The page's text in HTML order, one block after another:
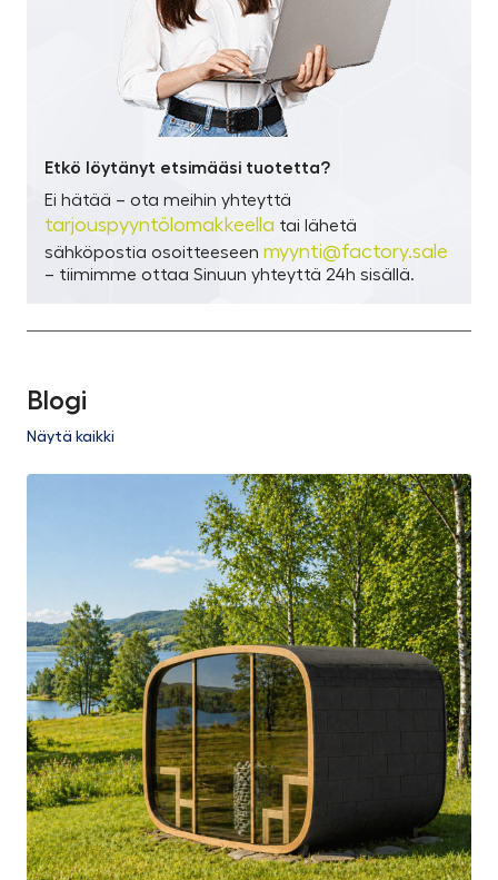
Etkö löytänyt etsimääsi tuotetta?
Ei hätää – ota meihin yhteyttä
tarjouspyyntölomakkeella tai lähetä
sähköpostia osoitteeseen myynti@factory.sale
– tiimimme ottaa Sinuun yhteyttä 24h sisällä.
Blogi
Näytä kaikki